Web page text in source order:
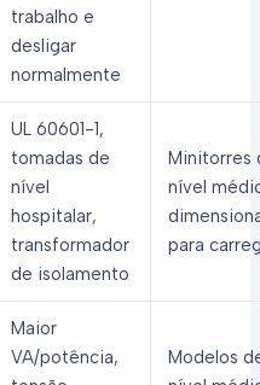
trabalho e
desligar
normalmente
UL 60601-1,
tomadas de
nível
hospitalar,
transformador
de isolamento
Minitorres
nível
para
Maior
VA/potência,
Modelos